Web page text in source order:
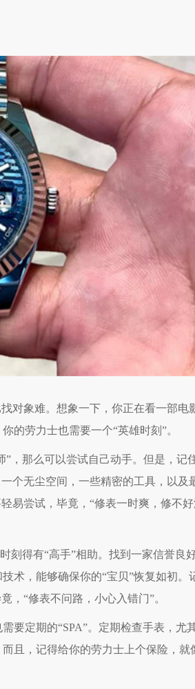
象难。想象一下，你正在看一部电
的劳力士也需要一个“英雄时刻”。
那么可以尝试自己动手。但是，记
个无尘空间，一些精密的工具，以及
易尝试，毕竟，“修表一时爽，修不好
得有“高手”相助。找到一家信誉良
术，能够确保你的“宝贝”恢复如初。
，“修表不问路，小心入错门”。
定期的“SPA”。定期检查手表，尤
且，记得给你的劳力士上个保险，就